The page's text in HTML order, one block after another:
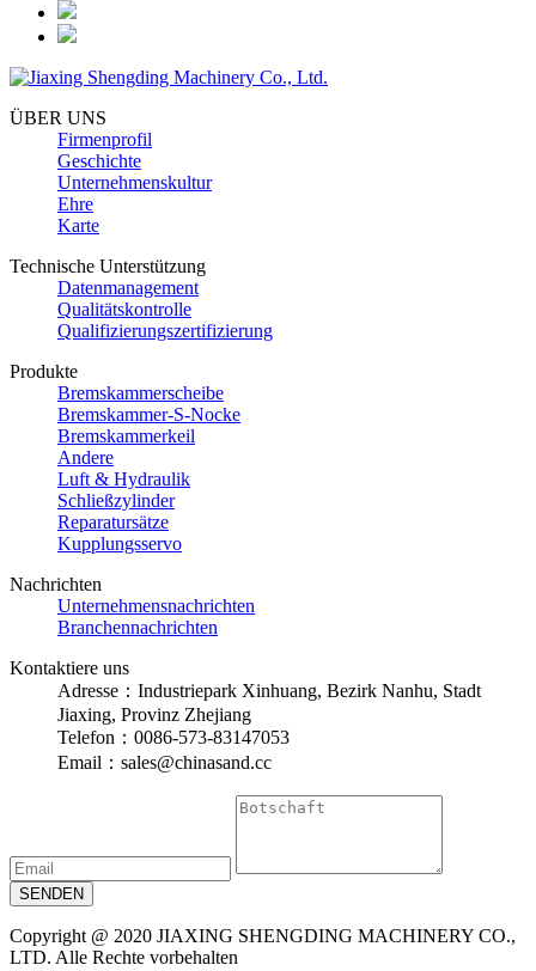
ÜBER UNS
Firmenprofil
Geschichte
Unternehmenskultur
Ehre
Karte
Technische Unterstützung
Datenmanagement
Qualitätskontrolle
Qualifizierungszertifizierung
Produkte
Bremskammerscheibe
Bremskammer-S-Nocke
Bremskammerkeil
Andere
Luft & Hydraulik
Schließzylinder
Reparatursätze
Kupplungsservo
Nachrichten
Unternehmensnachrichten
Branchennachrichten
Kontaktiere uns
Adresse：Industriepark Xinhuang, Bezirk Nanhu, Stadt
Jiaxing, Provinz Zhejiang
Telefon：0086-573-83147053
Email：sales@chinasand.cc
Copyright @ 2020 JIAXING SHENGDING MACHINERY CO.,
LTD. Alle Rechte vorbehalten